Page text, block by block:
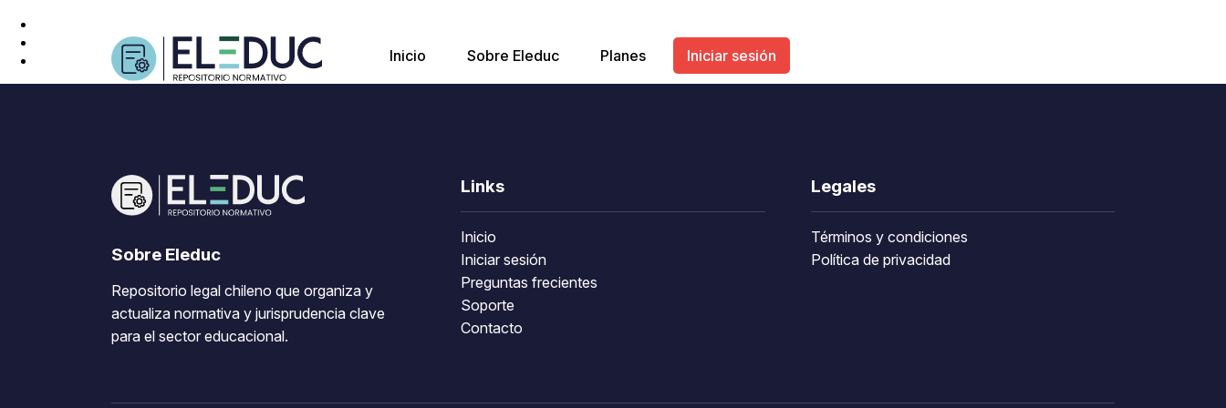
Inicio Sobre Eleduc Planes Iniciar sesión
Sobre Eleduc
Repositorio legal chileno que organiza y
actualiza normativa y jurisprudencia clave
para el sector educacional.
Links
Inicio
Iniciar sesión
Preguntas frecientes
Soporte
Contacto
Legales
Términos y condiciones
Política de privacidad